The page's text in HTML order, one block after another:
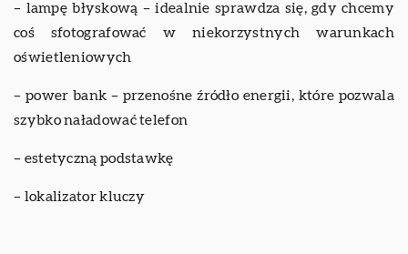
– lampę błyskową – idealnie sprawdza się, gdy chcemy
coś sfotografować w niekorzystnych warunkach
oświetleniowych
– power bank – przenośne źródło energii, które pozwala
szybko naładować telefon
– estetyczną podstawkę
– lokalizator kluczy